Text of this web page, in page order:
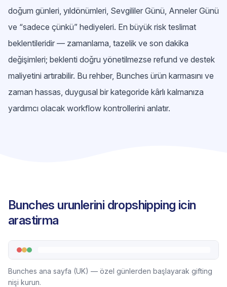
doğum günleri, yıldönümleri, Sevgililer Günü, Anneler Günü
ve “sadece çünkü” hediyeleri. En büyük risk teslimat
beklentileridir — zamanlama, tazelik ve son dakika
değişimleri; beklenti doğru yönetilmezse refund ve destek
maliyetini artırabilir. Bu rehber, Bunches ürün karmasını ve
zaman hassas, duygusal bir kategoride kârlı kalmanıza
yardımcı olacak workflow kontrollerini anlatır.
Bunches urunlerini dropshipping icin
arastirma
Bunches ana sayfa (UK) — özel günlerden başlayarak gifting
nişi kurun.